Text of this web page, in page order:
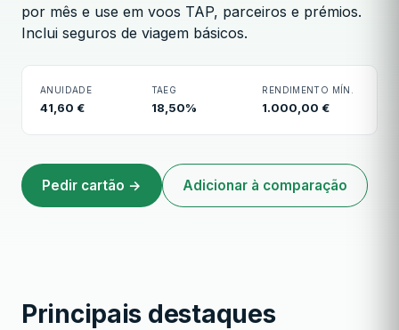
por mês e use em voos TAP, parceiros e prémios.
Inclui seguros de viagem básicos.
ANUIDADE
41,60 €
TAEG
18,50%
RENDIMENTO MÍN.
1.000,00 €
Pedir cartão → Adicionar à comparação
Principais destaques